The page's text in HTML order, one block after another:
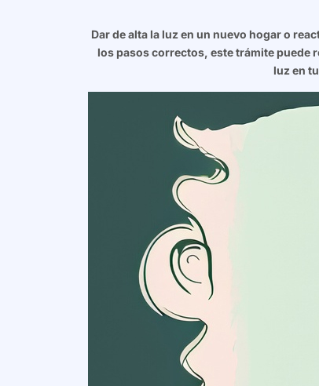
Dar de alta la luz en un nuevo hogar o
los pasos correctos, este trámite puede
luz en